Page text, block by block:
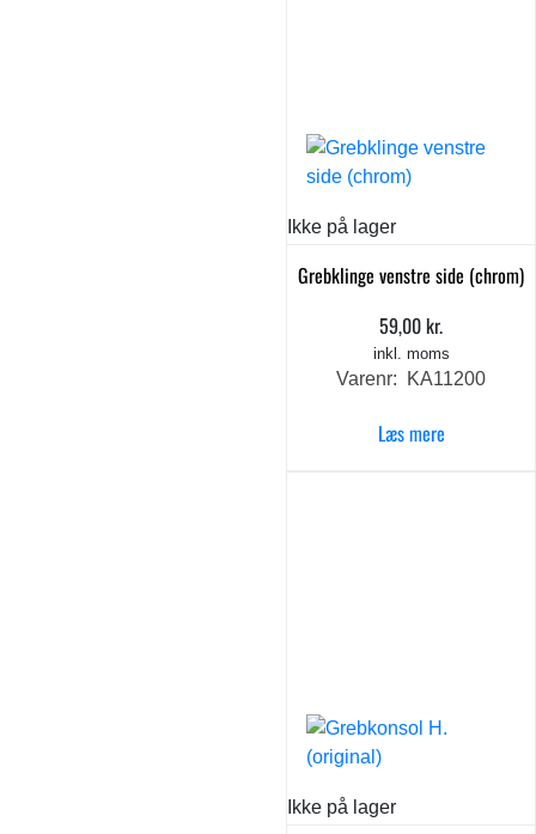
Ikke på lager
Grebklinge venstre side (chrom)
59,00kr.
inkl. moms
Varenr: KA11200
Læs mere
Ikke på lager